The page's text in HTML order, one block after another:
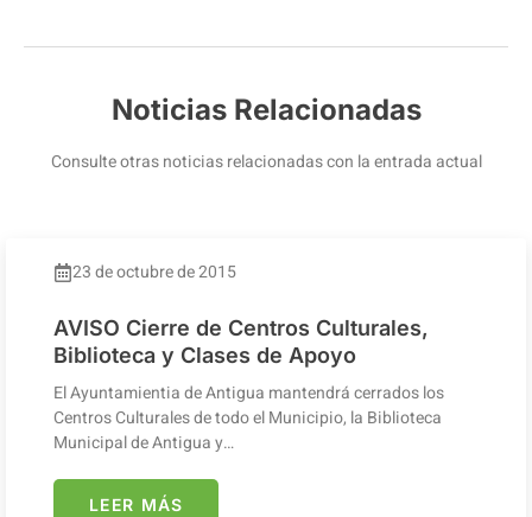
Noticias Relacionadas
Consulte otras noticias relacionadas con la entrada actual
23 de octubre de 2015
AVISO Cierre de Centros Culturales,
Biblioteca y Clases de Apoyo
El Ayuntamientia de Antigua mantendrá cerrados los
Centros Culturales de todo el Municipio, la Biblioteca
Municipal de Antigua y…
LEER MÁS